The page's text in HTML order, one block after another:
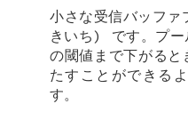
小さな受信バッフ
きいち) です。プー
の閾値まで下がる
たすことができる
す。